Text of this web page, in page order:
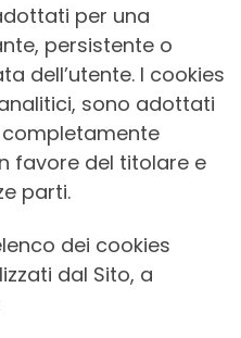
per una
persistente o
dell’utente. I cookies
sono adottati
favore del titolare e
parti.
dei cookies
dal Sito, a